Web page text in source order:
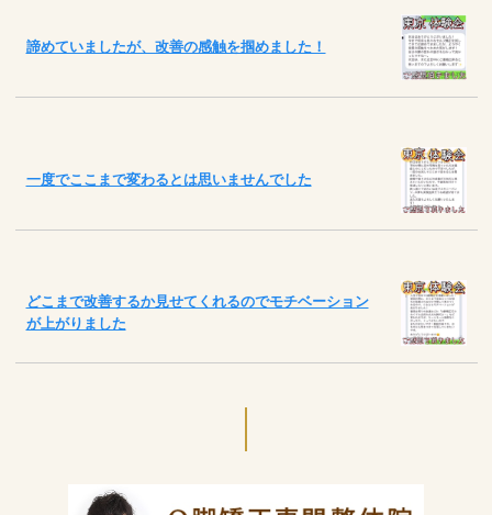
諦めていましたが、改善の感触を掴めました！
一度でここまで変わるとは思いませんでした
どこまで改善するか見せてくれるのでモチベーション
が上がりました